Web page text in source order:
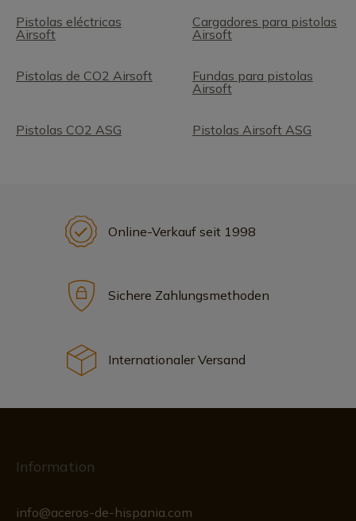
Pistolas eléctricas
Airsoft
Cargadores para pistolas
Airsoft
Pistolas de CO2 Airsoft
Fundas para pistolas
Airsoft
Pistolas CO2 ASG Pistolas Airsoft ASG
Online-Verkauf seit 1998
Sichere Zahlungsmethoden
Internationaler Versand
Information
info@aceros-de-hispania.com